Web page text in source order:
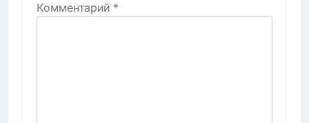
Комментарий *